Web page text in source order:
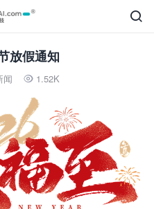

放假通知
闻  1.52K